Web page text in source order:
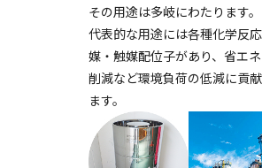
その用途は多岐にわたります。
代表的な用途には各種化学反
媒・触媒配位子があり、省エ
削減など環境負荷の低減に貢
ます。